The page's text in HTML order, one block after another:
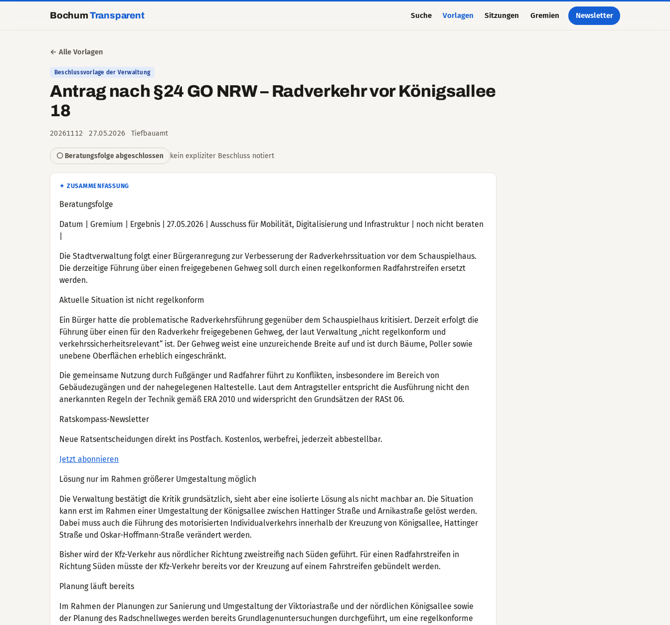
BochumTransparent Suche Vorlagen Sitzungen Gremien Newsletter
← Alle Vorlagen
Beschlussvorlage der Verwaltung
Antrag nach §24 GO NRW – Radverkehr vor Königsallee
18
20261112 27.05.2026 Tiefbauamt
⚪ Beratungsfolge abgeschlossen kein expliziter Beschluss notiert
✦ ZUSAMMENFASSUNG
Beratungsfolge
Datum | Gremium | Ergebnis | 27.05.2026 | Ausschuss für Mobilität, Digitalisierung und Infrastruktur | noch nicht beraten
Die Stadtverwaltung folgt einer Bürgeranregung zur Verbesserung der Radverkehrssituation vor dem Schauspielhaus.
Die derzeitige Führung über einen freigegebenen Gehweg soll durch einen regelkonformen Radfahrstreifen ersetzt
werden.
Aktuelle Situation ist nicht regelkonform
Ein Bürger hatte die problematische Radverkehrsführung gegenüber dem Schauspielhaus kritisiert. Derzeit erfolgt die
Führung über einen für den Radverkehr freigegebenen Gehweg, der laut Verwaltung „nicht regelkonform und
verkehrssicherheitsrelevant“ ist. Der Gehweg weist eine unzureichende Breite auf und ist durch Bäume, Poller sowie
unebene Oberflächen erheblich eingeschränkt.
Die gemeinsame Nutzung durch Fußgänger und Radfahrer führt zu Konflikten, insbesondere im Bereich von
Gebäudezugängen und der nahegelegenen Haltestelle. Laut dem Antragsteller entspricht die Ausführung nicht den
anerkannten Regeln der Technik gemäß ERA 2010 und widerspricht den Grundsätzen der RASt 06.
Ratskompass-Newsletter
Neue Ratsentscheidungen direkt ins Postfach. Kostenlos, werbefrei, jederzeit abbestellbar.
Jetzt abonnieren
Lösung nur im Rahmen größerer Umgestaltung möglich
Die Verwaltung bestätigt die Kritik grundsätzlich, sieht aber eine isolierte Lösung als nicht machbar an. Die Situation
kann erst im Rahmen einer Umgestaltung der Königsallee zwischen Hattinger Straße und Arnikastraße gelöst werden.
Dabei muss auch die Führung des motorisierten Individualverkehrs innerhalb der Kreuzung von Königsallee, Hattinger
Straße und Oskar-Hoffmann-Straße verändert werden.
Bisher wird der Kfz-Verkehr aus nördlicher Richtung zweistreifig nach Süden geführt. Für einen Radfahrstreifen in
Richtung Süden müsste der Kfz-Verkehr bereits vor der Kreuzung auf einem Fahrstreifen gebündelt werden.
Planung läuft bereits
Im Rahmen der Planungen zur Sanierung und Umgestaltung der Viktoriastraße und der nördlichen Königsallee sowie
der Planung des Radschnellweges werden bereits Grundlagenuntersuchungen durchgeführt, um eine regelkonforme